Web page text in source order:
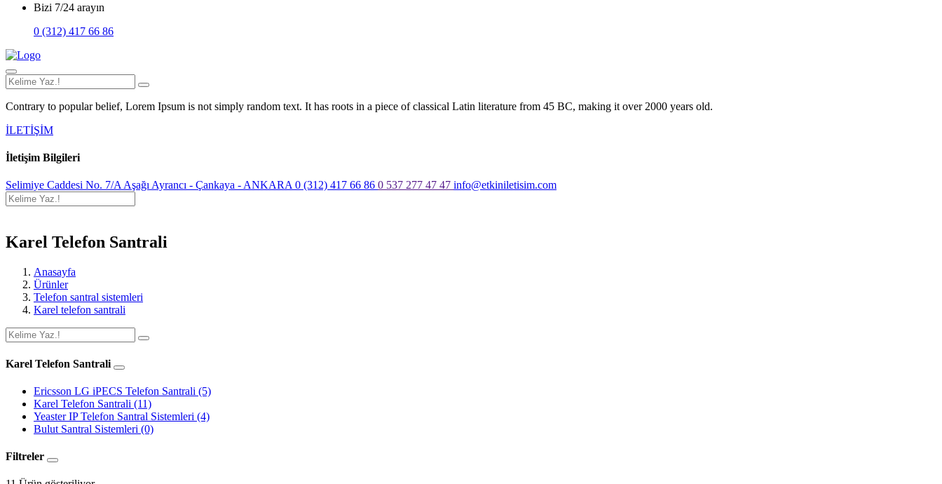
Bizi 7/24 arayın
0 (312) 417 66 86
Contrary to popular belief, Lorem Ipsum is not simply random text. It has roots in a piece of classical Latin literature from 45 BC, making it over 2000 years old.
İLETİŞİM
İletişim Bilgileri
Selimiye Caddesi No. 7/A Aşağı Ayrancı - Çankaya - ANKARA 0 (312) 417 66 86 0 537 277 47 47 info@etkiniletisim.com
Karel Telefon Santrali
Anasayfa
Ürünler
Telefon santral sistemleri
Karel telefon santrali
Karel Telefon Santrali
Ericsson LG iPECS Telefon Santrali (5)
Karel Telefon Santrali (11)
Yeaster IP Telefon Santral Sistemleri (4)
Bulut Santral Sistemleri (0)
Filtreler